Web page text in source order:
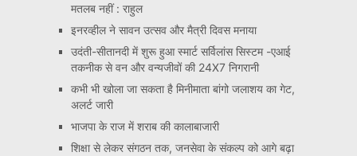
मतलब नहीं : राहुल
इनरव्हील ने सावन उत्सव और मैत्री दिवस मनाया
उदंती-सीतानदी में शुरू हुआ स्मार्ट सर्विलांस सिस्टम -एआई
तकनीक से वन और वन्यजीवों की 24X7 निगरानी
कभी भी खोला जा सकता है मिनीमाता बांगो जलाशय का गेट,
अलर्ट जारी
भाजपा के राज में शराब की कालाबाजारी
शिक्षा से लेकर संगठन तक, जनसेवा के संकल्प को आगे बढ़ा